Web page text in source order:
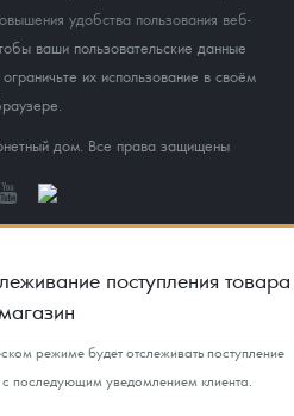
удобства пользования веб-
ваши пользовательские данные
их использование в своём
дом. Все права защищены
поступления товара
режиме будет отслеживать поступление
последующим уведомлением клиента.